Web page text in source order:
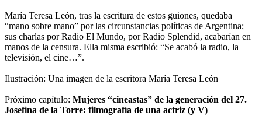
María Teresa León, tras la escritura de estos guiones, quedaba
“mano sobre mano” por las circunstancias políticas de Argentina;
sus charlas por Radio El Mundo, por Radio Splendid, acabarían en
manos de la censura. Ella misma escribió: “Se acabó la radio, la
televisión, el cine…”.
Ilustración: Una imagen de la escritora María Teresa León
Próximo capítulo: Mujeres “cineastas” de la generación del 27.
Josefina de la Torre: filmografía de una actriz (y V)